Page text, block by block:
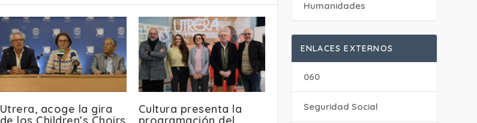
Utrera, acoge la gira
Cultura presenta la
Humanidades
ENLACES EXTERNOS
060
Seguridad Social